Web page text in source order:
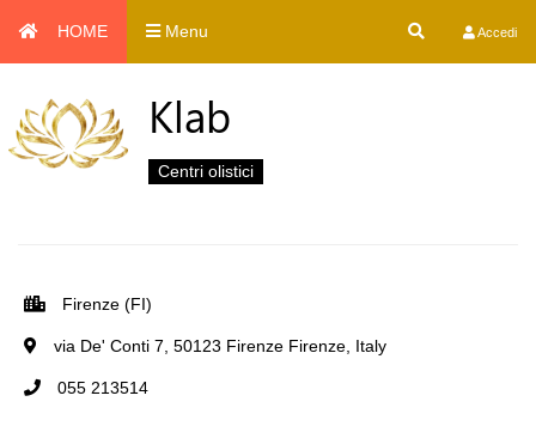
HOME Menu Accedi
Klab
Centri olistici
Firenze (FI)
via De' Conti 7, 50123 Firenze Firenze, Italy
055 213514